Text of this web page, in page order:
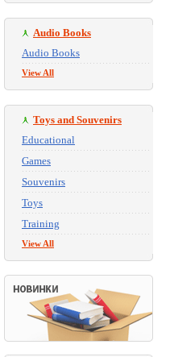
Audio Books
Audio Books
View All
Toys and Souvenirs
Educational
Games
Souvenirs
Toys
Training
View All